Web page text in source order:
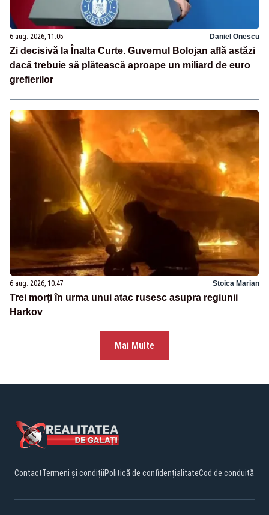
6 aug. 2026, 11:05 Daniel Onescu
Zi decisivă la Înalta Curte. Guvernul Bolojan află astăzi
dacă trebuie să plătească aproape un miliard de euro
grefierilor
6 aug. 2026, 10:47 Stoica Marian
Trei morți în urma unui atac rusesc asupra regiunii
Harkov
Mai Multe
ContactTermeni și condițiiPolitică de confidențialitateCod de conduită